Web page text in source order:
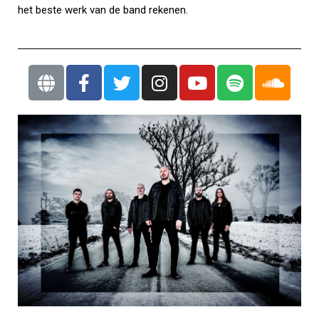
het beste werk van de band rekenen.